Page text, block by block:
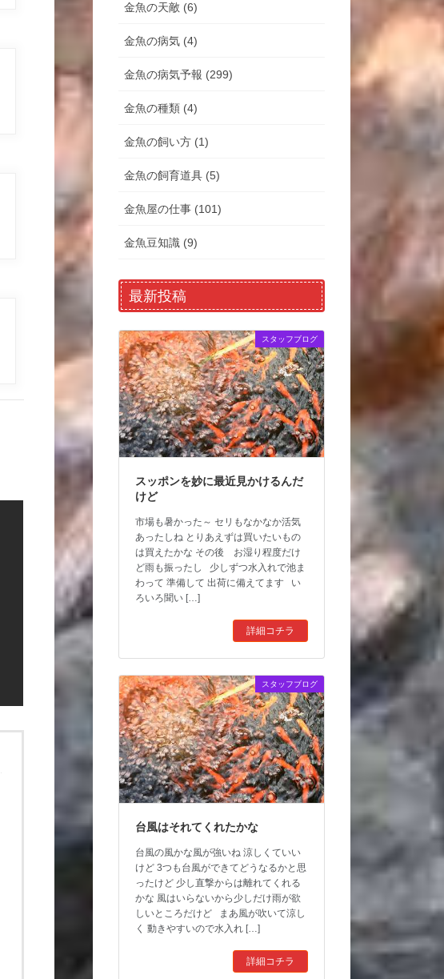
金魚の天敵 (6)
金魚の病気 (4)
金魚の病気予報 (299)
金魚の種類 (4)
金魚の飼い方 (1)
金魚の飼育道具 (5)
金魚屋の仕事 (101)
金魚豆知識 (9)
最新投稿
スタッフブログ
スッポンを妙に最近見かけるんだ
けど
市場も暑かった～ セリもなかなか活気
あったしね とりあえずは買いたいもの
は買えたかな その後 お湿り程度だけ
ど雨も振ったし 少しずつ水入れで池ま
わって 準備して 出荷に備えてます い
ろいろ聞い […]
詳細コチラ
スタッフブログ
台風はそれてくれたかな
台風の風かな風が強いね 涼しくていい
けど 3つも台風ができてどうなるかと思
ったけど 少し直撃からは離れてくれる
かな 風はいらないから少しだけ雨が欲
しいところだけど まあ風が吹いて涼し
く 動きやすいので水入れ […]
詳細コチラ